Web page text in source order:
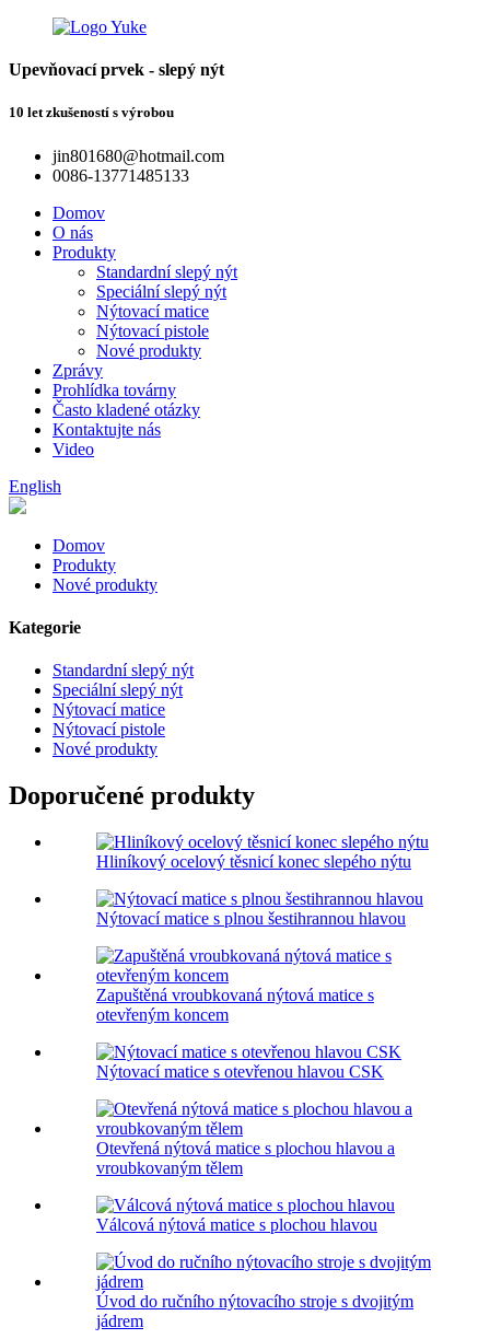
Upevňovací prvek - slepý nýt
10 let zkušeností s výrobou
jin801680@hotmail.com
0086-13771485133
Domov
O nás
Produkty
Standardní slepý nýt
Speciální slepý nýt
Nýtovací matice
Nýtovací pistole
Nové produkty
Zprávy
Prohlídka továrny
Často kladené otázky
Kontaktujte nás
Video
English
Domov
Produkty
Nové produkty
Kategorie
Standardní slepý nýt
Speciální slepý nýt
Nýtovací matice
Nýtovací pistole
Nové produkty
Doporučené produkty
Hliníkový ocelový těsnicí konec slepého nýtu
Nýtovací matice s plnou šestihrannou hlavou
Zapuštěná vroubkovaná nýtová matice s
otevřeným koncem
Nýtovací matice s otevřenou hlavou CSK
Otevřená nýtová matice s plochou hlavou a
vroubkovaným tělem
Válcová nýtová matice s plochou hlavou
Úvod do ručního nýtovacího stroje s dvojitým
jádrem